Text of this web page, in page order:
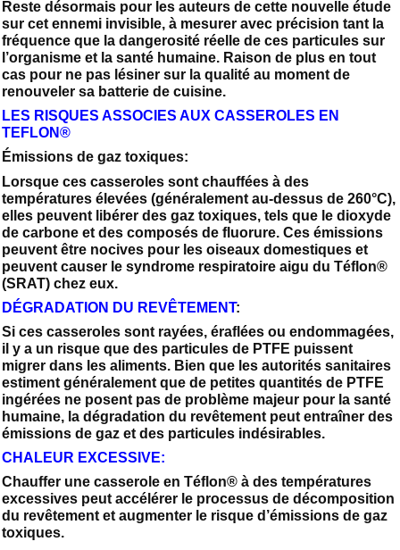
Reste désormais pour les auteurs de cette nouvelle étude
sur cet ennemi invisible, à mesurer avec précision tant la
fréquence que la dangerosité réelle de ces particules sur
l’organisme et la santé humaine. Raison de plus en tout
cas pour ne pas lésiner sur la qualité au moment de
renouveler sa batterie de cuisine.
LES RISQUES ASSOCIES AUX CASSEROLES EN
TEFLON®
Émissions de gaz toxiques:
Lorsque ces casseroles sont chauffées à des
températures élevées (généralement au-dessus de 260°C),
elles peuvent libérer des gaz toxiques, tels que le dioxyde
de carbone et des composés de fluorure. Ces émissions
peuvent être nocives pour les oiseaux domestiques et
peuvent causer le syndrome respiratoire aigu du Téflon®
(SRAT) chez eux.
DÉGRADATION DU REVÊTEMENT:
Si ces casseroles sont rayées, éraflées ou endommagées,
il y a un risque que des particules de PTFE puissent
migrer dans les aliments. Bien que les autorités sanitaires
estiment généralement que de petites quantités de PTFE
ingérées ne posent pas de problème majeur pour la santé
humaine, la dégradation du revêtement peut entraîner des
émissions de gaz et des particules indésirables.
CHALEUR EXCESSIVE:
Chauffer une casserole en Téflon® à des températures
excessives peut accélérer le processus de décomposition
du revêtement et augmenter le risque d’émissions de gaz
toxiques.